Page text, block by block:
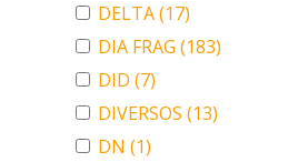
DELTA(17)
DIA FRAG (183)
DID (7)
DIVERSOS (13)
DN (1)